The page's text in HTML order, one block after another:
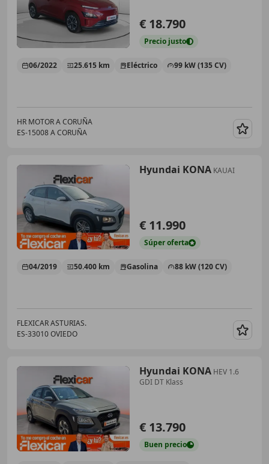
€ 18.790
Precio justo
06/2022 25.615 km Eléctrico 99 kW (135 CV)
HR MOTOR A CORUÑA
ES-15008 A CORUÑA
Hyundai KONA KAUAI
€ 11.990
Súperoferta
04/2019 50.400 km Gasolina 88 kW (120 CV)
FLEXICAR ASTURIAS.
ES-33010 OVIEDO
Hyundai KONA HEV 1.6
GDI DT Klass
€ 13.790
Buen precio